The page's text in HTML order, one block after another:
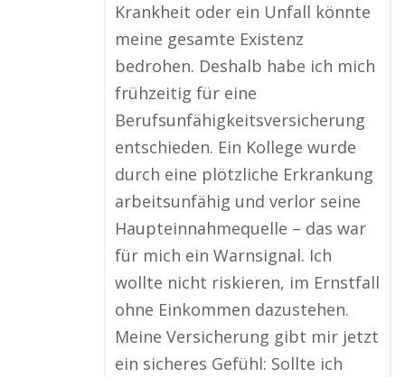
Krankheit oder ein Unfall könnte
meine gesamte Existenz
bedrohen. Deshalb habe ich mich
frühzeitig für eine
Berufsunfähigkeitsversicherung
entschieden. Ein Kollege wurde
durch eine plötzliche Erkrankung
arbeitsunfähig und verlor seine
Haupteinnahmequelle – das war
für mich ein Warnsignal. Ich
wollte nicht riskieren, im Ernstfall
ohne Einkommen dazustehen.
Meine Versicherung gibt mir jetzt
ein sicheres Gefühl: Sollte ich